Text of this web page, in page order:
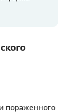
пораженного